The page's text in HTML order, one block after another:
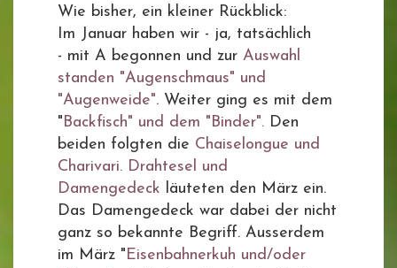
Wie bisher, ein kleiner Rückblick:
Im Januar haben wir - ja, tatsächlich
- mit A begonnen und zur Auswahl
standen "Augenschmaus" und
"Augenweide". Weiter ging es mit dem
"Backfisch" und dem "Binder". Den
beiden folgten die Chaiselongue und
Charivari. Drahtesel und
Damengedeck läuteten den März ein.
Das Damengedeck war dabei der nicht
ganz so bekannte Begriff. Ausserdem
im März "Eisenbahnerkuh und/oder